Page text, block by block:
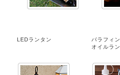
LEDランタン
パラフィ
オイルラ